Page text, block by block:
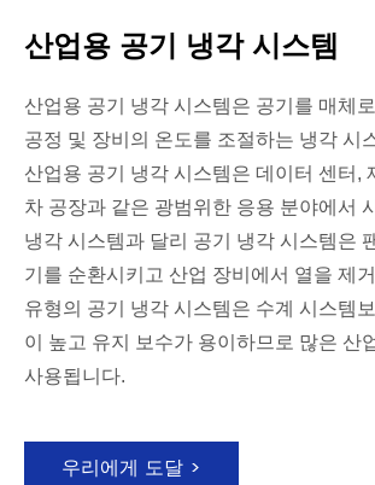
산업용 공기 냉각 시스템
산업용 공기 냉각 시스템은 공기를 매체
공정 및 장비의 온도를 조절하는 냉각 시
산업용 공기 냉각 시스템은 데이터 센터,
차 공장과 같은 광범위한 응용 분야에서
냉각 시스템과 달리 공기 냉각 시스템은
기를 순환시키고 산업 장비에서 열을 제
유형의 공기 냉각 시스템은 수계 시스템
이 높고 유지 보수가 용이하므로 많은 산
사용됩니다.
우리에게 도달 >